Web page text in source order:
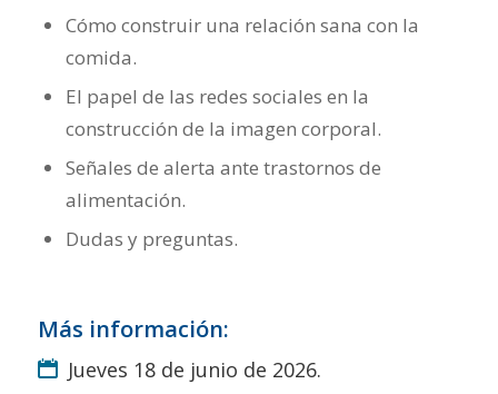
Cómo construir una relación sana con la
comida.
El papel de las redes sociales en la
construcción de la imagen corporal.
Señales de alerta ante trastornos de
alimentación.
Dudas y preguntas.
Más información:
Jueves 18 de junio de 2026.